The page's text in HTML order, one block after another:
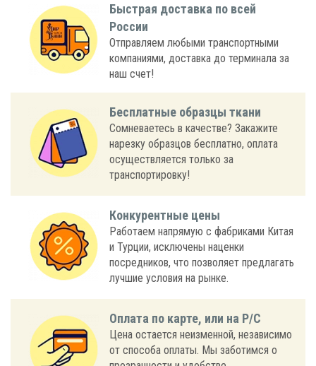
Быстрая доставка по всей
России
Отправляем любыми транспортными
компаниями, доставка до терминала за
наш счет!
Бесплатные образцы ткани
Сомневаетесь в качестве? Закажите
нарезку образцов бесплатно, оплата
осуществляется только за
транспортировку!
Конкурентные цены
Работаем напрямую с фабриками Китая
и Турции, исключены наценки
посредников, что позволяет предлагать
лучшие условия на рынке.
Оплата по карте, или на Р/С
Цена остается неизменной, независимо
от способа оплаты. Мы заботимся о